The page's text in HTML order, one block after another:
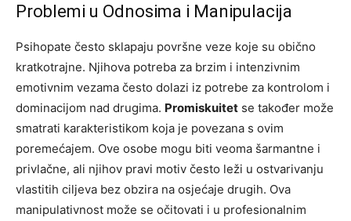
Problemi u Odnosima i Manipulacija
Psihopate često sklapaju površne veze koje su obično
kratkotrajne. Njihova potreba za brzim i intenzivnim
emotivnim vezama često dolazi iz potrebe za kontrolom i
dominacijom nad drugima. Promiskuitet se također može
smatrati karakteristikom koja je povezana s ovim
poremećajem. Ove osobe mogu biti veoma šarmantne i
privlačne, ali njihov pravi motiv često leži u ostvarivanju
vlastitih ciljeva bez obzira na osjećaje drugih. Ova
manipulativnost može se očitovati i u profesionalnim